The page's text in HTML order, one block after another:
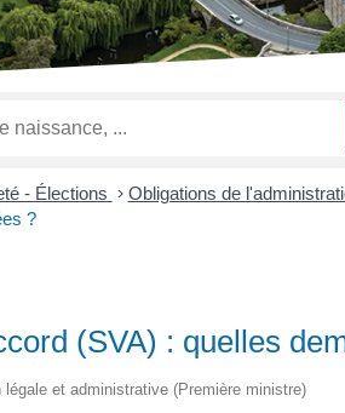
- Élections > Obligations de
?
(SVA) : quelles
et administrative (Première ministre)